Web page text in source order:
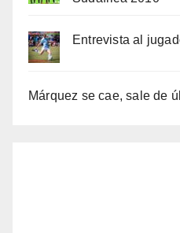
Entrevista al
Márquez se cae, sale de